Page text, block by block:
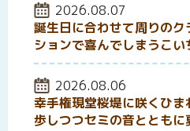
投稿日:
2026.08.07
誕生日に合わせて周りの
ションで喜んでしまうこい
投稿日:
2026.08.06
幸手権現堂桜堤に咲くひ
歩しつつセミの音とともに